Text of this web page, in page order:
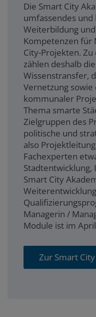
Die Smart City
umfassendes
Weiterbildung
Kompetenzen für
City-Projekten.
zählen deshalb
Wissenstransfer,
Vernetzung sowie
kommunaler
Thema smarte
Zielgruppen des
politische und
also
Fachexperten
Stadtentwicklung,
Smart City
Managerin /
Module ist im
Zur Smart